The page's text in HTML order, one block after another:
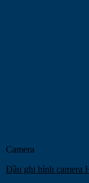
Camera
Đầu ghi hình camera